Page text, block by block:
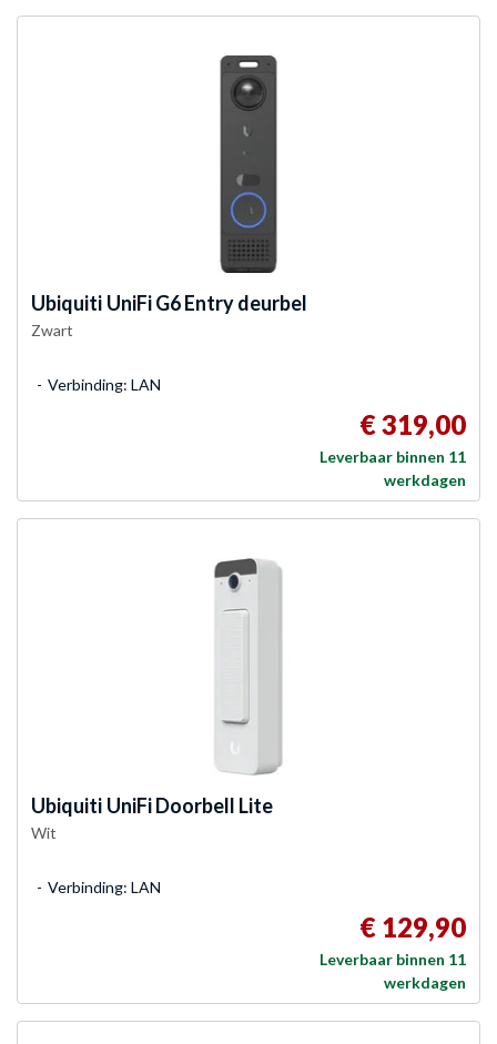
Ubiquiti UniFi G6 Entry deurbel
Zwart
Verbinding: LAN
€ 319,00
Leverbaar binnen 11
werkdagen
Ubiquiti UniFi Doorbell Lite
Wit
Verbinding: LAN
€ 129,90
Leverbaar binnen 11
werkdagen